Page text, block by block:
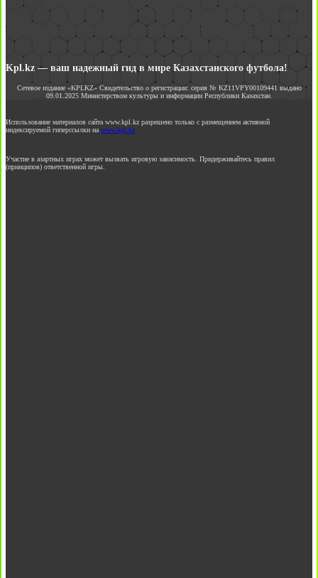
Kpl.kz — ваш надежный гид в мире Казахстанского футбола!
Сетевое издание «KPLKZ» Свидетельство о регистрации: серия № KZ11VPY00109441 выдано
09.01.2025 Министерством культуры и информации Республики Казахстан.
Использование материалов сайта www.kpl.kz разрешено только с размещением активной
индексируемой гиперссылки на www.kpl.kz
Участие в азартных играх может вызвать игровую зависимость. Придерживайтесь правил
(принципов) ответственной игры.